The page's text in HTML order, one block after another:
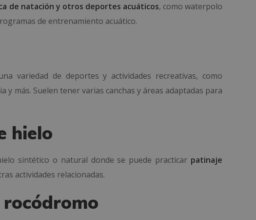
de natación y otros deportes acuáticos, como waterpolo
de entrenamiento acuático.
variedad de deportes y actividades recreativas, como
más. Suelen tener varias canchas y áreas adaptadas para
hielo
sintético o natural donde se puede practicar patinaje
actividades relacionadas.
rocódromo